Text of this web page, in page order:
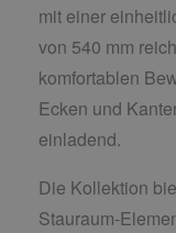
mit einer
von 540 mm
komfortablen
Ecken und
einladend.
Die Kollektion
Stauraum-